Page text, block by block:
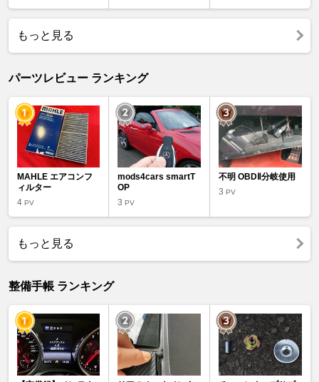
もっと見る
パーツレビュー ランキング
MAHLE エアコンフ
ィルター
4 PV
mods4cars smartT
OP
3PV
不明 OBDⅡ分岐使用
3 PV
もっと見る
整備手帳 ランキング